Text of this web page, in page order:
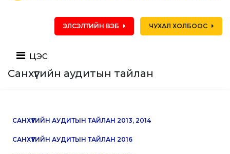
ЭЛСЭЛТИЙН ВЭБ ЧУХАЛ ХОЛБООС
цэс
Санхүүгийн аудитын тайлан
САНХҮҮГИЙН АУДИТЫН ТАЙЛАН 2013, 2014
САНХҮҮГИЙН АУДИТЫН ТАЙЛАН 2016